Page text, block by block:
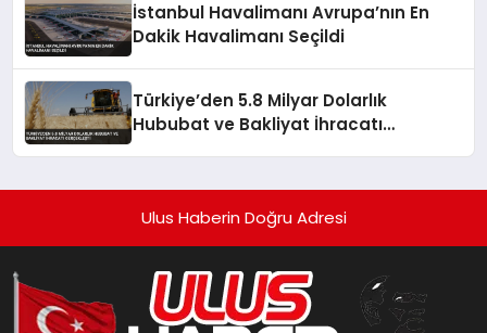
İstanbul Havalimanı Avrupa’nın En
Dakik Havalimanı Seçildi
Türkiye’den 5.8 Milyar Dolarlık
Hububat ve Bakliyat İhracatı
Ulus Haberin Doğru Adresi